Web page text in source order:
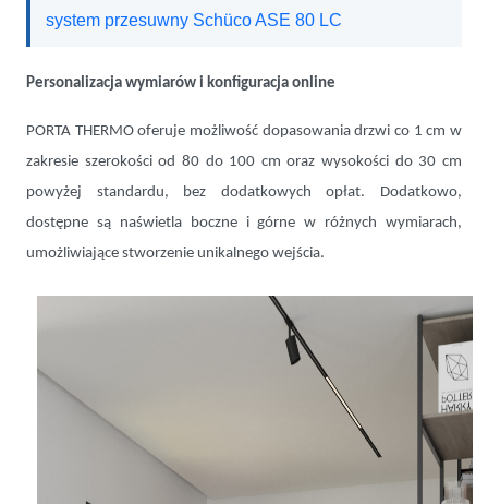
system przesuwny Schüco ASE 80 LC
Personalizacja wymiarów i konfiguracja online
PORTA THERMO oferuje możliwość dopasowania drzwi co 1 cm w
zakresie szerokości od 80 do 100 cm oraz wysokości do 30 cm
powyżej standardu, bez dodatkowych opłat. Dodatkowo,
dostępne są naświetla boczne i górne w różnych wymiarach,
umożliwiające stworzenie unikalnego wejścia.